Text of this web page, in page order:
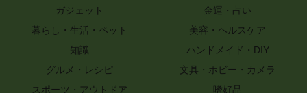
ガジェット
金運・占い
暮らし・生活・ペット
美容・ヘルスケア
知識
ハンドメイド・DIY
グルメ・レシピ
文具・ホビー・カメラ
スポーツ・アウトドア
嗜好品